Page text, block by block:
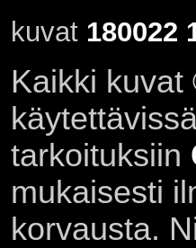
kuvat 180022
Kaikki
tarkoituksiin
mukaisesti
korvausta.